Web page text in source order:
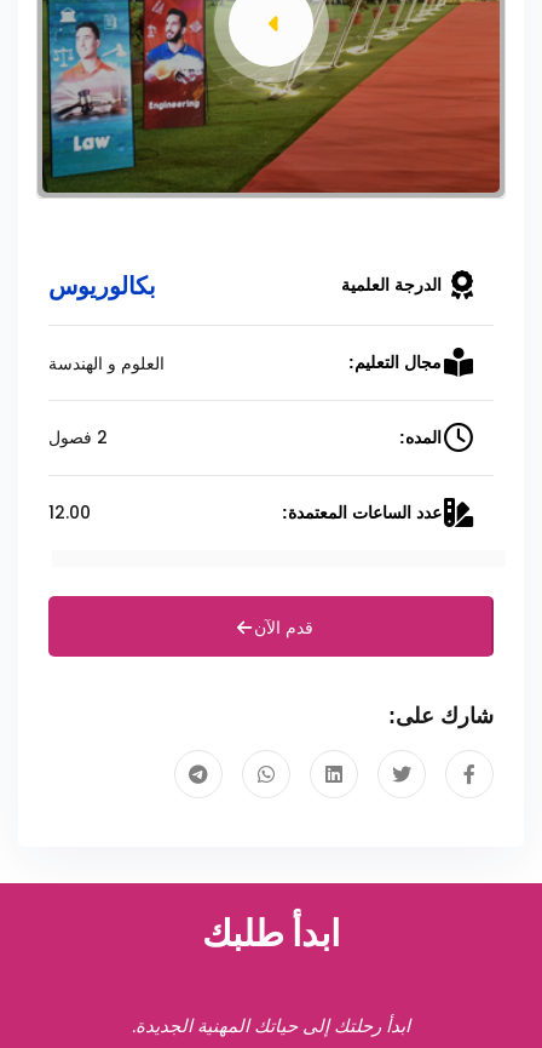
الدرجة العلمية بكالوريوس
مجال التعليم: العلوم و الهندسة
المده: 2 فصول
عدد الساعات المعتمدة: 12.00
قدم الآن
شارك على:
ابدأ طلبك
ابدأ رحلتك إلى حياتك المهنية الجديدة.